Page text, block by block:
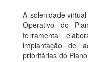
A solenidade
Operativo do
ferramenta
implantação de
prioritárias do